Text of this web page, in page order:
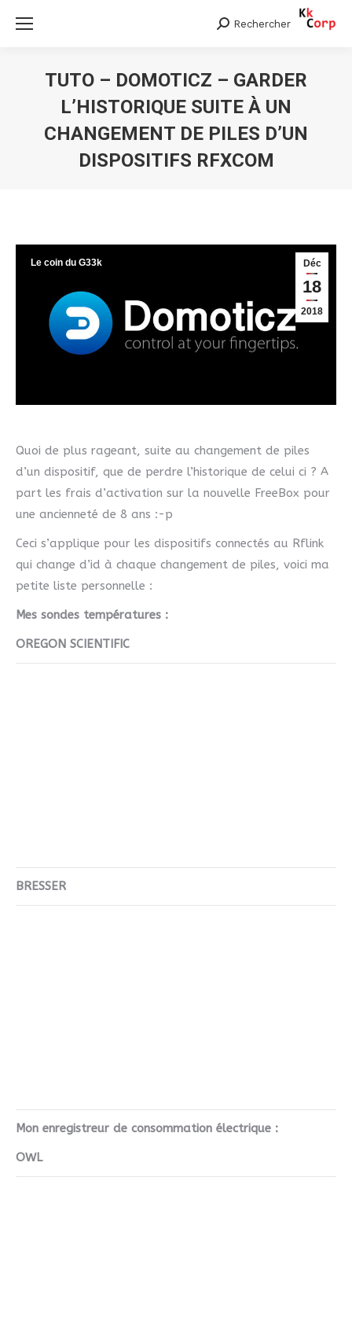
Search:
Rechercher
TUTO – DOMOTICZ – GARDER
L’HISTORIQUE SUITE À UN
CHANGEMENT DE PILES D’UN
DISPOSITIFS RFXCOM
Déc
18
2018
Le coin du G33k
Quoi de plus rageant, suite au changement de piles
d’un dispositif, que de perdre l’historique de celui ci ? A
part les frais d’activation sur la nouvelle FreeBox pour
une ancienneté de 8 ans :-p
Ceci s’applique pour les dispositifs connectés au Rflink
qui change d’id à chaque changement de piles, voici ma
petite liste personnelle :
Mes sondes températures :
OREGON SCIENTIFIC
BRESSER
Mon enregistreur de consommation électrique :
OWL